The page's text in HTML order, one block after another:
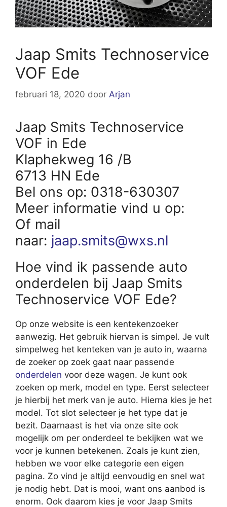
Jaap Smits Technoservice
VOF Ede
februari 18, 2020 door Arjan
Jaap Smits Technoservice
VOF in Ede
Klaphekweg 16 /B
6713 HN Ede
Bel ons op: 0318-630307
Meer informatie vind u op:
Of mail
naar: jaap.smits@wxs.nl
Hoe vind ik passende auto
onderdelen bij Jaap Smits
Technoservice VOF Ede?
Op onze website is een kentekenzoeker
aanwezig. Het gebruik hiervan is simpel. Je vult
simpelweg het kenteken van je auto in, waarna
de zoeker op zoek gaat naar passende
onderdelen voor deze wagen. Je kunt ook
zoeken op merk, model en type. Eerst selecteer
je hierbij het merk van je auto. Hierna kies je het
model. Tot slot selecteer je het type dat je
bezit. Daarnaast is het via onze site ook
mogelijk om per onderdeel te bekijken wat we
voor je kunnen betekenen. Zoals je kunt zien,
hebben we voor elke categorie een eigen
pagina. Zo vind je altijd eenvoudig en snel wat
je nodig hebt. Dat is mooi, want ons aanbod is
enorm. Ook daarom kies je voor Jaap Smits